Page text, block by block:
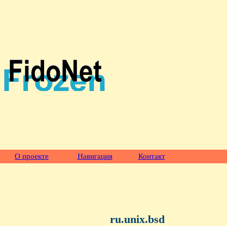
О проекте Навигация Контакт
ru.unix.bsd